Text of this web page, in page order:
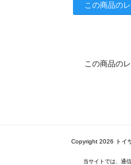
この商品の
この商品の
Copyright 2026 トイ
当サイトでは、通